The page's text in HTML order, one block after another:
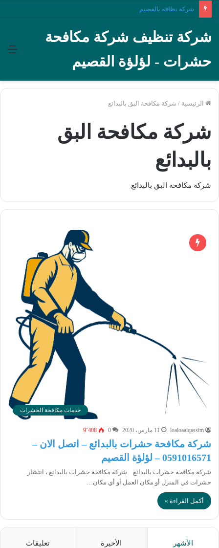
شركة نظافة بالقصيم
شركة تنظيف شركة مكافحة
حشرات - لؤلؤة القصيم
الرئيسية / شركة مكافحة البق بالبدائع
شركة مكافحة البق
بالبدائع
شركة مكافحة البق بالبدائع
خدمات مكافحة الحشرات
loaloaalqassim 11 مارس، 2020 0 9٬408
شركة مكافحة حشرات بالبدائع – اتصل الان –
0591016571 – لؤلؤة القصيم
شركة مكافحة حشرات بالبدائع شركة مكافحة حشرات بالبدائع ، انتشار
حشرات في المنزل أو مكان العمل أو أي مكان…
أكمل القراءة »
الأشهر الأخيرة تعليقات